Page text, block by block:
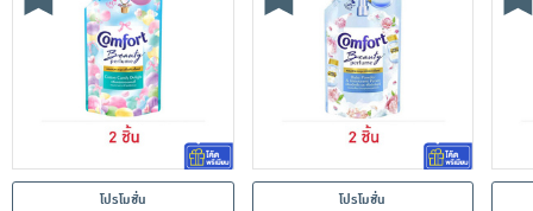
โปรโมชั่น โปรโมชั่น